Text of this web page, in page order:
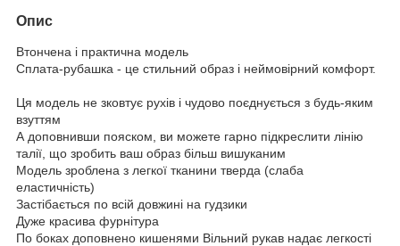
Опис
Втончена і практична модель
Сплата-рубашка - це стильний образ і неймовірний комфорт.
Ця модель не зковтує рухів і чудово поєднується з будь-яким
взуттям
А доповнивши пояском, ви можете гарно підкреслити лінію
талії, що зробить ваш образ більш вишуканим
Модель зроблена з легкої тканини тверда (слаба
еластичність)
Застібається по всій довжині на гудзики
Дуже красива фурнітура
По боках доповнено кишенями Вільний рукав надає легкості